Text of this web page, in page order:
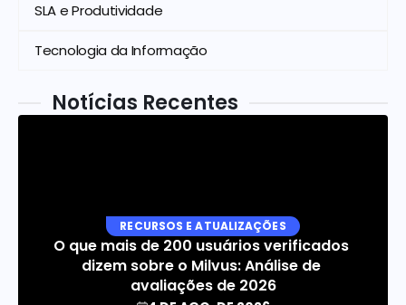
SLA e Produtividade
Tecnologia da Informação
Notícias Recentes
RECURSOS E ATUALIZAÇÕES
O que mais de 200 usuários verificados
dizem sobre o Milvus: Análise de
avaliações de 2026